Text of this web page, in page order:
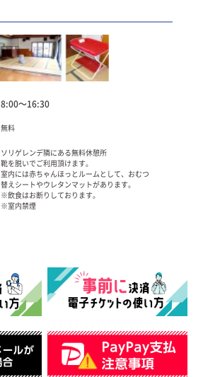
8:00～16:30
無料
ソリゲレンデ隣にある無料休憩所
靴を脱いでご利用頂けます。
室内には赤ちゃんほっとルームとして、おむつ
替えシートやウレタンマットがあります。
※飲食はお断りしております。
※室内禁煙